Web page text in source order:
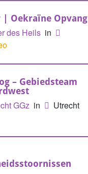
| Oekraïne Opvang
des Heils in
– Gebiedsteam
GGz in
Utrecht